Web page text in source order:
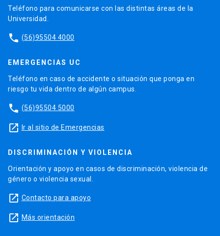
Teléfono para comunicarse con las distintas áreas de la
Universidad.
phone (56)95504 4000
EMERGENCIAS UC
Teléfono en caso de accidente o situación que ponga en
riesgo tu vida dentro de algún campus.
phone (56)95504 5000
launch Ir al sitio de Emergencias
DISCRIMINACIÓN Y VIOLENCIA
Orientación y apoyo en casos de discriminación, violencia de
género o violencia sexual.
launch Contacto para apoyo
launch Más orientación